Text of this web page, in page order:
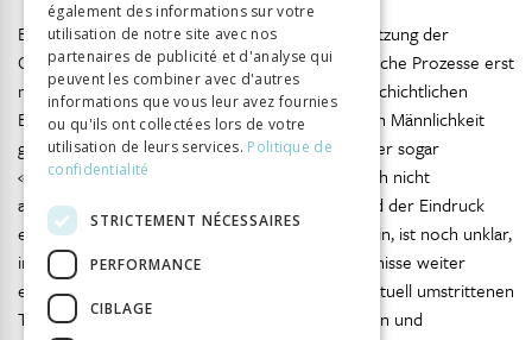
Es ist uns bewusst, dass eine historische Einschätzung der
Gegenwart selbst enge Grenzen hat und historische Prozesse erst
mit einiger Distanz überhaupt richtig in ihrer geschichtlichen
Bedeutung eingeordnet werden können. Ob sich Männlichkeit
grundlegend ändert oder doch nur peripher oder sogar
«kosmetisch», diese Frage lässt sich derzeit noch nicht
abschliessend beantworten. Obwohl zunehmend der Eindruck
entsteht, an einem Wendepunkt angelangt zu sein, ist noch unklar,
in welche Richtung sich die Geschlechterverhältnisse weiter
entwickeln werden. Gerade angesichts dieser aktuell umstrittenen
Transformationsprozesse sind vielfältige Analysen und
également des informations sur votre
utilisation de notre site avec nos
partenaires de publicité et d'analyse qui
peuvent les combiner avec d'autres
informations que vous leur avez fournies
ou qu'ils ont collectées lors de votre
utilisation de leurs services. Politique de
confidentialité
STRICTEMENT NÉCESSAIRES
PERFORMANCE
CIBLAGE